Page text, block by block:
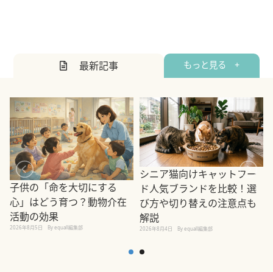
最新記事 もっと見る +
子供の「命を大切にする
心」はどう育つ？動物介在
活動の効果
2026年8月5日 By equall編集部
シニア猫向けキャットフー
ド人気ブランドを比較！選
び方や切り替えの注意点も
解説
2026年8月4日 By equall編集部